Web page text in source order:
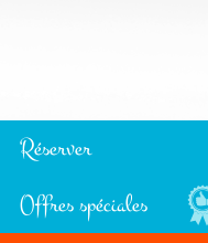
Réserver
Offres spéciales